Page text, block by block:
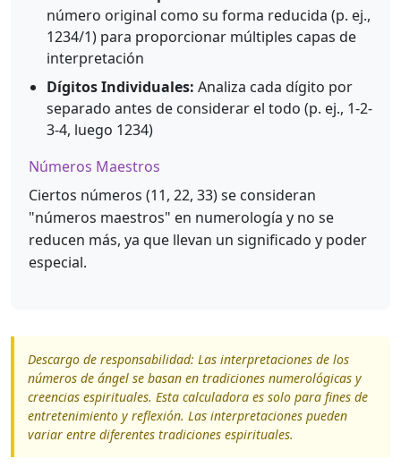
número original como su forma reducida (p. ej.,
1234/1) para proporcionar múltiples capas de
interpretación
Dígitos Individuales: Analiza cada dígito por
separado antes de considerar el todo (p. ej., 1-2-
3-4, luego 1234)
Números Maestros
Ciertos números (11, 22, 33) se consideran
"números maestros" en numerología y no se
reducen más, ya que llevan un significado y poder
especial.
Descargo de responsabilidad: Las interpretaciones de los
números de ángel se basan en tradiciones numerológicas y
creencias espirituales. Esta calculadora es solo para fines de
entretenimiento y reflexión. Las interpretaciones pueden
variar entre diferentes tradiciones espirituales.